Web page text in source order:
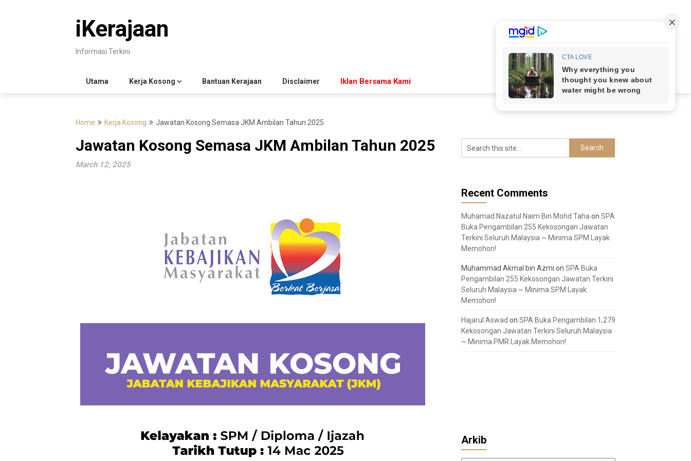
iKerajaan
Informasi Terkini
Utama Kerja Kosong Bantuan Kerajaan Disclaimer Iklan Bersama Kami
Home Kerja Kosong Jawatan Kosong Semasa JKM Ambilan Tahun 2025
Jawatan Kosong Semasa JKM Ambilan Tahun 2025
March 12, 2025
Recent Comments
Muhamad Nazatul Naim Bin Mohd Taha on SPA
Buka Pengambilan 255 Kekosongan Jawatan
Terkini Seluruh Malaysia ~ Minima SPM Layak
Memohon!
Muhammad Akmal bin Azmi on SPA Buka
Pengambilan 255 Kekosongan Jawatan Terkini
Seluruh Malaysia ~ Minima SPM Layak
Memohon!
Hajarul Aswad on SPA Buka Pengambilan 1,279
Kekosongan Jawatan Terkini Seluruh Malaysia
~ Minima PMR Layak Memohon!
Arkib